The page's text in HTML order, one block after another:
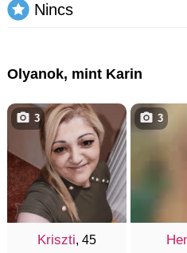
Nincs
Olyanok, mint Karin
Kriszti, 45
3 3